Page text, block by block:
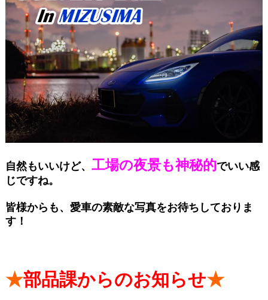
自然もいいけど、 工場の夜景も神秘的でいい感
じですね。
皆様からも、愛車の素敵な写真をお待ちしておりま
す！
★部品課からのお知らせ★